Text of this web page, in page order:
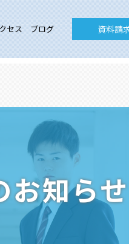
セス ブログ 資料請
お知らせ